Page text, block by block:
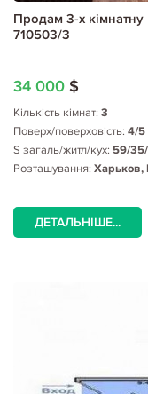
Продам 3-х
710503/3
34 000 $
Кількість кімнат: 3
Поверх/поверховість: 4/5
S загаль/житл/кух: 59/
Розташування:
ДЕТАЛЬНІШЕ...